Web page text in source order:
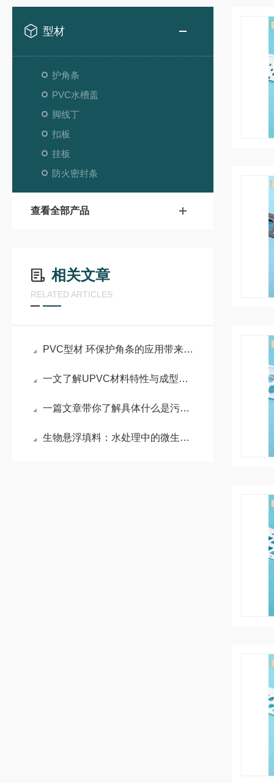
型材
护角条
PVC水槽盖
脚线丁
扣板
挂板
防火密封条
查看全部产品
相关文章
RELATED ARTICLES
PVC型材 环保护角条的应用带来了诸多好处
一文了解UPVC材料特性与成型要点
一篇文章带你了解具体什么是污水处理生物膜法
生物悬浮填料：水处理中的微生物生态工工程师